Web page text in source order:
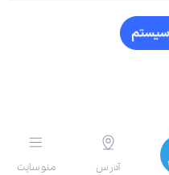
منو سایت